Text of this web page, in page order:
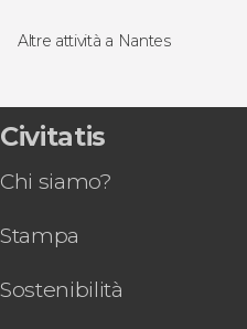
Altre attività a Nantes
Biglietti per il Puy du Fou
Civitatis
Chi siamo?
Stampa
Sostenibilità